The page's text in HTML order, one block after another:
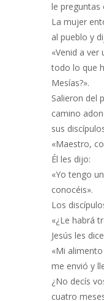
le preguntas
La mujer
al pueblo y
«Venid a
todo lo que
Mesías?».
Salieron del
camino
sus
«Maestro,
Él les dijo:
«Yo tengo
conocéis».
Los
«¿Le habrá
Jesús les
«Mi
me envió y
¿No decís
cuatro